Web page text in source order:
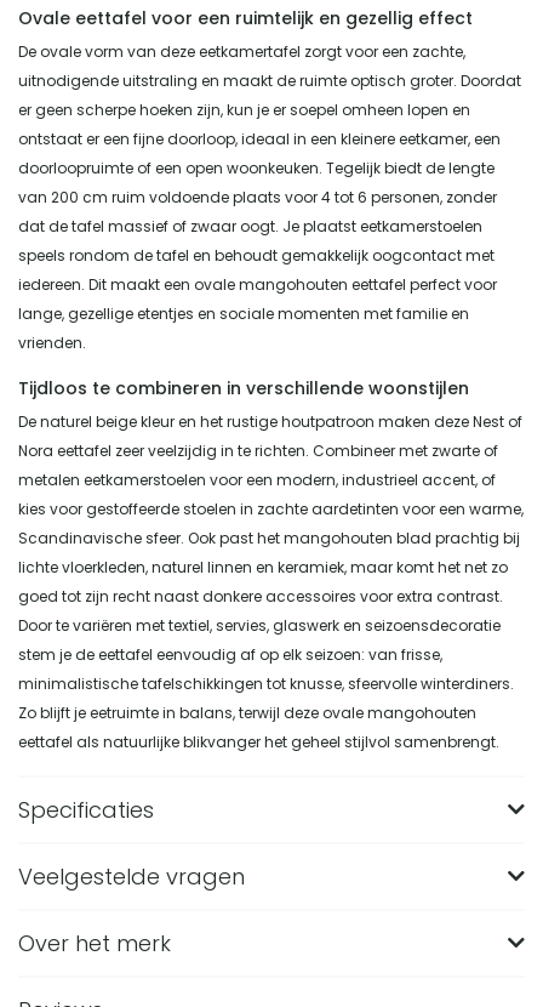
Ovale eettafel voor een ruimtelijk en gezellig effect
De ovale vorm van deze eetkamertafel zorgt voor een zachte,
uitnodigende uitstraling en maakt de ruimte optisch groter. Doordat
er geen scherpe hoeken zijn, kun je er soepel omheen lopen en
ontstaat er een fijne doorloop, ideaal in een kleinere eetkamer, een
doorloopruimte of een open woonkeuken. Tegelijk biedt de lengte
van 200 cm ruim voldoende plaats voor 4 tot 6 personen, zonder
dat de tafel massief of zwaar oogt. Je plaatst eetkamerstoelen
speels rondom de tafel en behoudt gemakkelijk oogcontact met
iedereen. Dit maakt een ovale mangohouten eettafel perfect voor
lange, gezellige etentjes en sociale momenten met familie en
vrienden.
Tijdloos te combineren in verschillende woonstijlen
De naturel beige kleur en het rustige houtpatroon maken deze Nest of
Nora eettafel zeer veelzijdig in te richten. Combineer met zwarte of
metalen eetkamerstoelen voor een modern, industrieel accent, of
kies voor gestoffeerde stoelen in zachte aardetinten voor een warme,
Scandinavische sfeer. Ook past het mangohouten blad prachtig bij
lichte vloerkleden, naturel linnen en keramiek, maar komt het net zo
goed tot zijn recht naast donkere accessoires voor extra contrast.
Door te variëren met textiel, servies, glaswerk en seizoensdecoratie
stem je de eettafel eenvoudig af op elk seizoen: van frisse,
minimalistische tafelschikkingen tot knusse, sfeervolle winterdiners.
Zo blijft je eetruimte in balans, terwijl deze ovale mangohouten
eettafel als natuurlijke blikvanger het geheel stijlvol samenbrengt.
Specificaties
Merk
Veelgestelde vragen
Hoe groot is de Nest of Nora Eettafel Eira?
Van welk materiaal is de ovale Eira eettafel
Over het merk